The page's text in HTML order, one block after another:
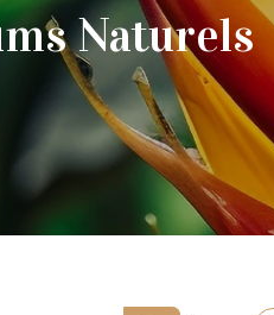
Naturels